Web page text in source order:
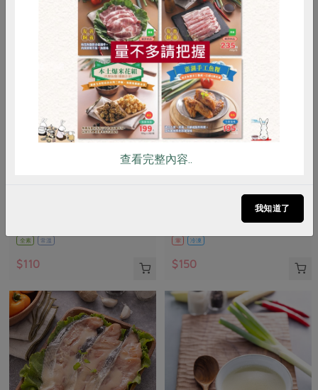
全素 常溫
$110
御鑫水產企業有限公司
葷 冷凍
$150
RPET 食譜 減硝酸鹽
雞蛋 食安 共同購買
查看完整內容..
我知道了